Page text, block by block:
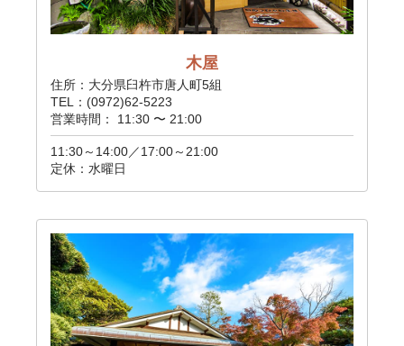
木屋
住所：大分県臼杵市唐人町5組
TEL：(0972)62-5223
営業時間： 11:30 〜 21:00
11:30～14:00／17:00～21:00
定休：水曜日